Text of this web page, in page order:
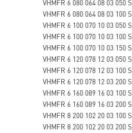
VHMFR 6 080 064 08 03 100 S
VHMFR 6 100 070 10 03 050 S
VHMFR 6 100 070 10 03 100 S
VHMFR 6 100 070 10 03 150 S
VHMFR 6 120 078 12 03 050 S
VHMFR 6 120 078 12 03 100 S
VHMFR 6 120 078 12 03 200 S
VHMFR 6 160 089 16 03 100 S
VHMFR 6 160 089 16 03 200 S
VHMFR 8 200 102 20 03 100 S
VHMFR 8 200 102 20 03 200 S